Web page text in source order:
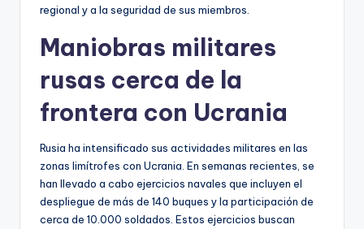
regional y a la seguridad de sus miembros.
Maniobras militares
rusas cerca de la
frontera con Ucrania
Rusia ha intensificado sus actividades militares en las
zonas limítrofes con Ucrania. En semanas recientes, se
han llevado a cabo ejercicios navales que incluyen el
despliegue de más de 140 buques y la participación de
cerca de 10.000 soldados. Estos ejercicios buscan